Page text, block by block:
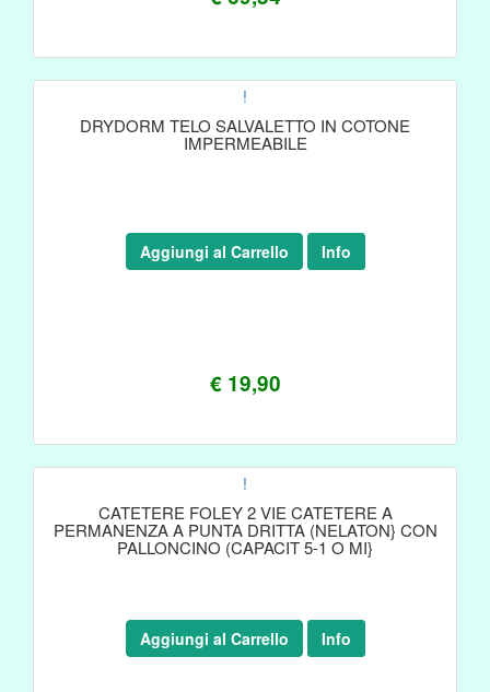
!
DRYDORM TELO SALVALETTO IN COTONE
IMPERMEABILE
€ 19,90
Aggiungi al Carrello Info
!
CATETERE FOLEY 2 VIE CATETERE A
PERMANENZA A PUNTA DRITTA (NELATON} CON
PALLONCINO (CAPACIT 5-1 O MI}
Aggiungi al Carrello Info